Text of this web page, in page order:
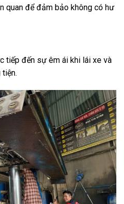
quan để đảm bảo không có hư
tiếp đến sự êm ái khi lái xe và